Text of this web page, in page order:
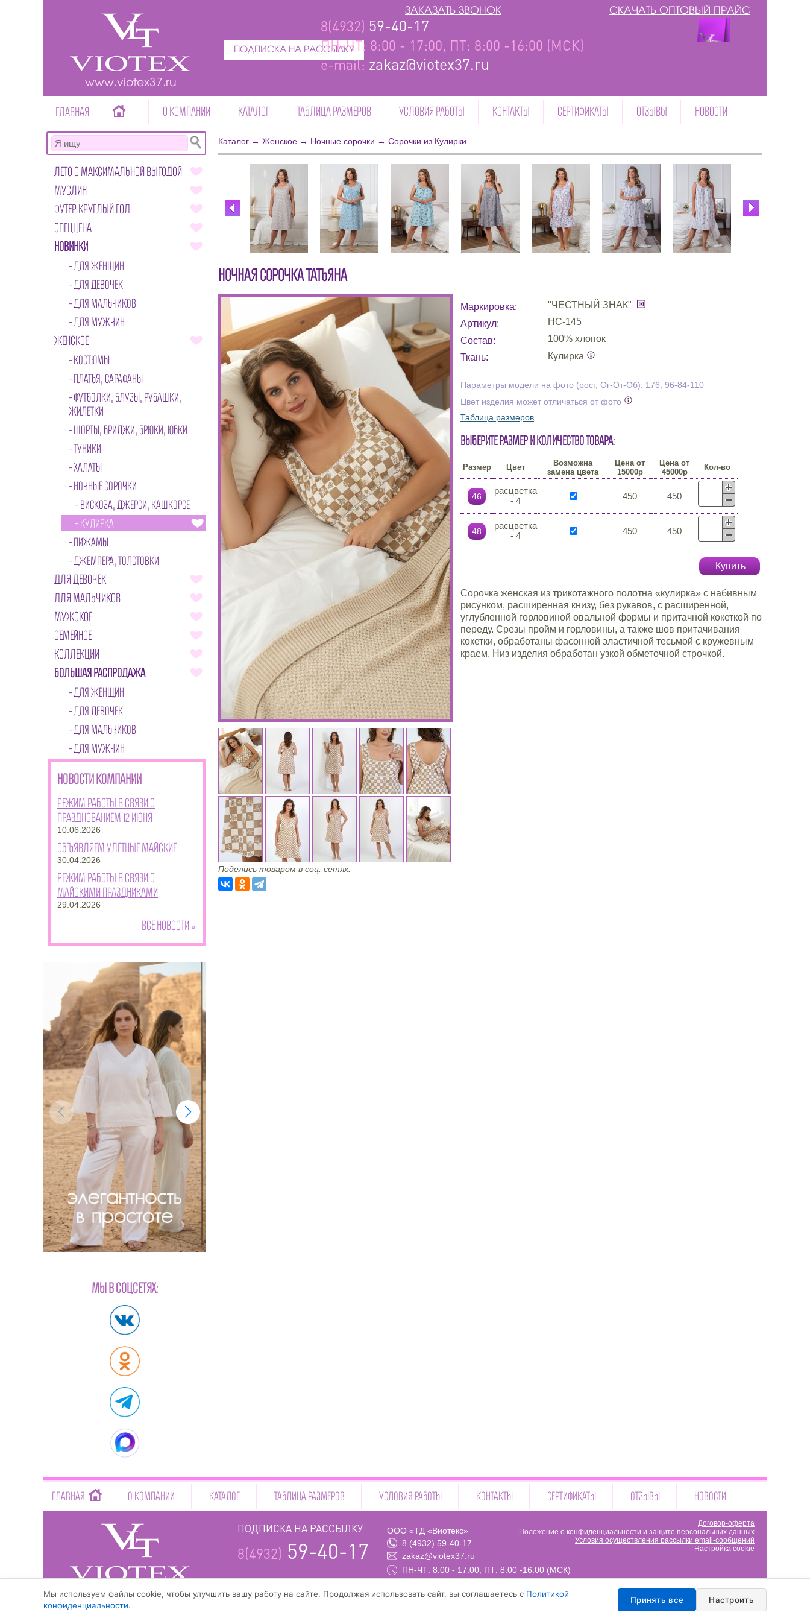
www.viotex37.ru
ПОДПИСКА НА РАССЫЛКУ
8(4932) 59-40-17
ПН-ЧТ: 8:00 - 17:00, ПТ: 8:00 -16:00 (МСК)
e-mail: zakaz@viotex37.ru
СКАЧАТЬ ОПТОВЫЙ ПРАЙС
ЗАКАЗАТЬ ЗВОНОК
ГЛАВНАЯ О КОМПАНИИ КАТАЛОГ ТАБЛИЦА РАЗМЕРОВ УСЛОВИЯ РАБОТЫ КОНТАКТЫ СЕРТИФИКАТЫ ОТЗЫВЫ НОВОСТИ
ЛЕТО С МАКСИМАЛЬНОЙ ВЫГОДОЙ
МУСЛИН
ФУТЕР КРУГЛЫЙ ГОД
СПЕЦЦЕНА
НОВИНКИ
ДЛЯ ЖЕНЩИН
ДЛЯ ДЕВОЧЕК
ДЛЯ МАЛЬЧИКОВ
ДЛЯ МУЖЧИН
ЖЕНСКОЕ
КОСТЮМЫ
ПЛАТЬЯ, САРАФАНЫ
ФУТБОЛКИ, БЛУЗЫ, РУБАШКИ,
ЖИЛЕТКИ
ШОРТЫ, БРИДЖИ, БРЮКИ, ЮБКИ
ТУНИКИ
ХАЛАТЫ
НОЧНЫЕ СОРОЧКИ
ВИСКОЗА, ДЖЕРСИ, КАШКОРСЕ
КУЛИРКА
ПИЖАМЫ
ДЖЕМПЕРА, ТОЛСТОВКИ
ДЛЯ ДЕВОЧЕК
ДЛЯ МАЛЬЧИКОВ
МУЖСКОЕ
СЕМЕЙНОЕ
КОЛЛЕКЦИИ
БОЛЬШАЯ РАСПРОДАЖА
ДЛЯ ЖЕНЩИН
ДЛЯ ДЕВОЧЕК
ДЛЯ МАЛЬЧИКОВ
ДЛЯ МУЖЧИН
НОВОСТИ КОМПАНИИ
Режим работы в связи с
празднованием 12 июня
10.06.2026
Объявляем улетные майские!
30.04.2026
Режим работы в связи с
майскими праздниками
29.04.2026
Все новости »
МЫ В СОЦСЕТЯХ:
Каталог → Женское → Ночные сорочки → Сорочки из Кулирки
НОЧНАЯ СОРОЧКА ТАТЬЯНА
Маркировка:
"ЧЕСТНЫЙ ЗНАК"
Артикул:
НС-145
Состав:
100% хлопок
Ткань:
Кулирка
Параметры модели на фото (рост, Ог-От-Об): 176, 96-84-110
Цвет изделия может отличаться от фото
Таблица размеров
Выберите размер и количество товара:
Размер Цвет
Возможна
замена цвета
Цена от
15000р
Цена от
45000р
Кол-во
46
расцветка
- 4
450 450
48
расцветка
- 4
450 450
Купить
Сорочка женская из трикотажного полотна «кулирка» с набивным
рисунком, расширенная книзу, без рукавов, с расширенной,
углубленной горловиной овальной формы и притачной кокеткой по
переду. Срезы пройм и горловины, а также шов притачивания
кокетки, обработаны фасонной эластичной тесьмой с кружевным
краем. Низ изделия обработан узкой обметочной строчкой.
Поделись товаром в соц. сетях:
ГЛАВНАЯ О КОМПАНИИ КАТАЛОГ ТАБЛИЦА РАЗМЕРОВ УСЛОВИЯ РАБОТЫ КОНТАКТЫ СЕРТИФИКАТЫ ОТЗЫВЫ НОВОСТИ
www.viotex37.ru
ПОДПИСКА НА РАССЫЛКУ
8(4932) 59-40-17
ООО «ТД «Виотекс»
8 (4932) 59-40-17
zakaz@viotex37.ru
ПН-ЧТ: 8:00 - 17:00, ПТ: 8:00 -16:00 (МСК)
Договор-оферта
Положение о конфиденциальности и защите персональных данных
Условия осуществления рассылки email-сообщений
Настройка cookie
-->
Мы используем файлы cookie, чтобы улучшить вашу работу на сайте. Продолжая использовать сайт, вы соглашаетесь с Политикой
конфиденциальности.
Принять все Настроить